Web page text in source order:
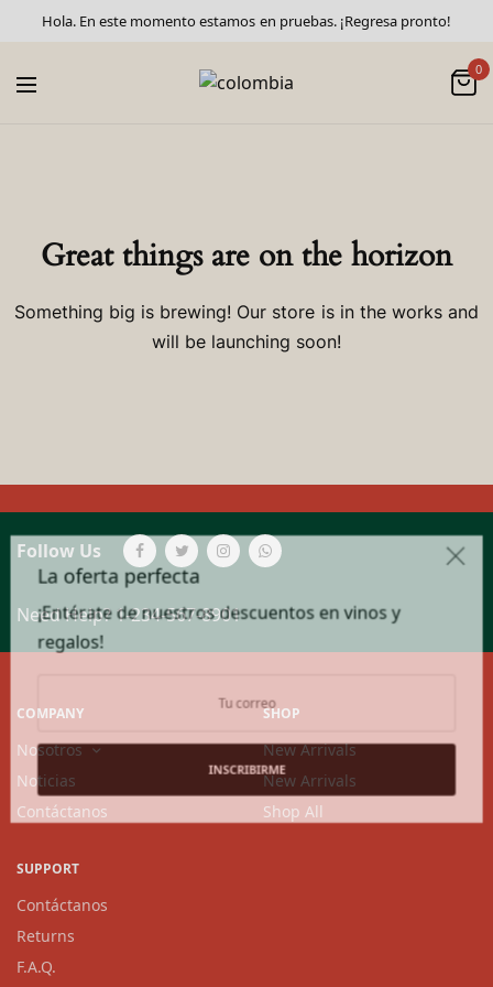
La oferta perfecta
¡Entérate de nuestros descuentos en vinos y
regalos!
INSCRIBIRME
Hola. En este momento estamos en pruebas. ¡Regresa pronto!
0
Great things are on the horizon
Something big is brewing! Our store is in the works and
will be launching soon!
Follow Us
Need Help?1-234-567-8901
COMPANY
Nosotros
Noticias
Contáctanos
SHOP
New Arrivals
New Arrivals
Shop All
SUPPORT
Contáctanos
Returns
F.A.Q.